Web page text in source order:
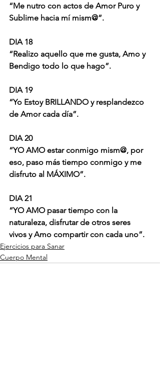
“Me nutro con actos de Amor Puro y
Sublime hacia mí mism@”.
DIA 18
“Realizo aquello que me gusta, Amo y
Bendigo todo lo que hago”.
DIA 19
“Yo Estoy BRILLANDO y resplandezco
de Amor cada día”.
DIA 20
“YO AMO estar conmigo mism@, por
eso, paso más tiempo conmigo y me
disfruto al MÁXIMO”.
DIA 21
“YO AMO pasar tiempo con la
naturaleza, disfrutar de otros seres
vivos y Amo compartir con cada uno”.
Ejercicios para Sanar
Cuerpo Mental